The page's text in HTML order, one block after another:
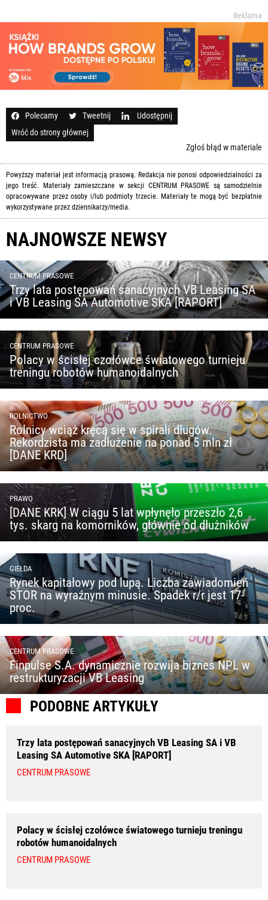
Reklama
Polecamy Tweetnij
Udostępnij
Wróć do strony głównej
Zgłoś błąd w materiale
Powyższy materiał jest informacją prasową. Redakcja nie ponosi odpowiedzialności za
jego treść. Materiały zamieszczane w sekcji CENTRUM PRASOWE są samodzielnie
opracowywane przez osoby i/lub podmioty trzecie. Materiały te mogą być bezpłatnie
wykorzystywane przez dziennikarzy/media.
NAJNOWSZE NEWSY
CENTRUM PRASOWE
Trzy lata postępowań sanacyjnych VB Leasing SA
i VB Leasing SA Automotive SKA [RAPORT]
CENTRUM PRASOWE
Polacy w ścisłej czołówce światowego turnieju
treningu robotów humanoidalnych
ROLNICTWO
Rolnicy wciąż kręcą się w spirali długów.
Rekordzista ma zadłużenie na ponad 5 mln zł
[DANE KRD]
PRAWO
[DANE KRK] W ciągu 5 lat wpłynęło przeszło 2,6
tys. skarg na komorników, głównie od dłużników
GIEŁDA
Rynek kapitałowy pod lupą. Liczba zawiadomień
STOR na wyraźnym minusie. Spadek r/r jest 17-
proc.
CENTRUM PRASOWE
Finpulse S.A. dynamicznie rozwija biznes NPL w
restrukturyzacji VB Leasing
PODOBNE ARTYKUŁY
Trzy lata postępowań sanacyjnych VB Leasing SA i VB
Leasing SA Automotive SKA [RAPORT]
CENTRUM PRASOWE
Polacy w ścisłej czołówce światowego turnieju treningu
robotów humanoidalnych
CENTRUM PRASOWE